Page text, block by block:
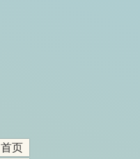
首页